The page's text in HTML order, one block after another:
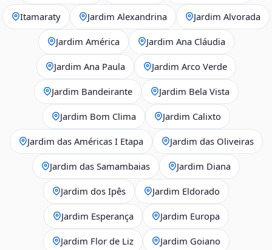
Itamaraty Jardim Alexandrina Jardim Alvorada
Jardim América Jardim Ana Cláudia
Jardim Ana Paula Jardim Arco Verde
Jardim Bandeirante Jardim Bela Vista
Jardim Bom Clima Jardim Calixto
Jardim das Américas I Etapa Jardim das Oliveiras
Jardim das Samambaias Jardim Diana
Jardim dos Ipês Jardim Eldorado
Jardim Esperança Jardim Europa
Jardim Flor de Liz Jardim Goiano